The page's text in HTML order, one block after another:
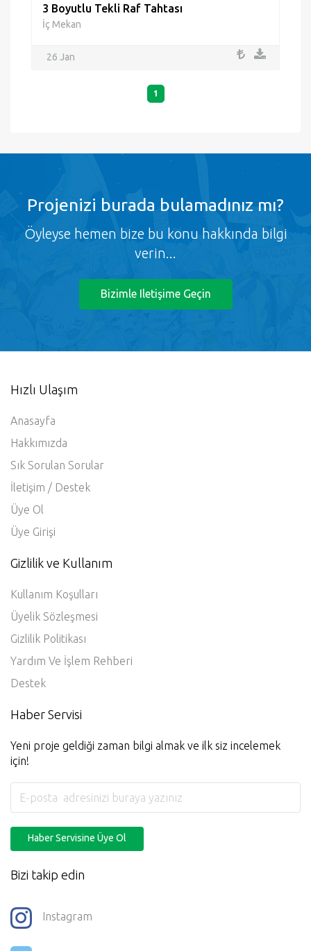
3 Boyutlu Tekli Raf Tahtası
İç Mekan
26 Jan
1
Projenizi burada bulamadınız mı?
Öyleyse hemen bize bu konu hakkında bilgi
verin...
Bizimle Iletişime Geçin
Hızlı Ulaşım
Anasayfa
Hakkımızda
Sık Sorulan Sorular
İletişim / Destek
Üye Ol
Üye Girişi
Gizlilik ve Kullanım
Kullanım Koşulları
Üyelik Sözleşmesi
Gizlilik Politikası
Yardım Ve İşlem Rehberi
Destek
Haber Servisi
Yeni proje geldiği zaman bilgi almak ve ilk siz incelemek
için!
Haber Servisine Üye Ol
Bizi takip edin
Instagram